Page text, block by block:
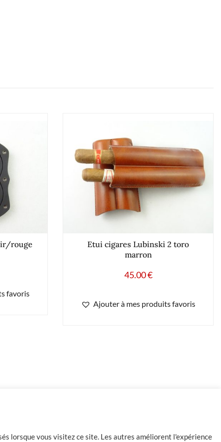
rouge
favoris
Etui cigares Lubinski 2 toro
marron
45.00€
Ajouter à mes produits favoris
lorsque vous visitez ce site. Les autres améliorent l'expérience